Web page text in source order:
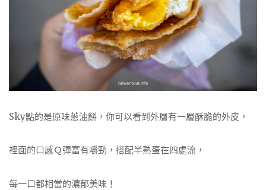
Sky點的是原味蔥油餅，你可以看到外層有一層酥脆的外皮，
裡面的口感Ｑ彈富有嚼勁，搭配半熟蛋在四處流，
每一口都相當的濃郁美味！